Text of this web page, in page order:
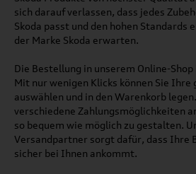
sich darauf verlassen, dass jedes
Skoda passt und den hohen Standards
der Marke Skoda erwarten.
Die Bestellung in unserem Online-
Mit nur wenigen Klicks können Sie Ihre
auswählen und in den Warenkorb
verschiedene Zahlungsmöglichkeiten
so bequem wie möglich zu gestalten.
Versandpartner sorgt dafür, dass Ihre
sicher bei Ihnen ankommt.